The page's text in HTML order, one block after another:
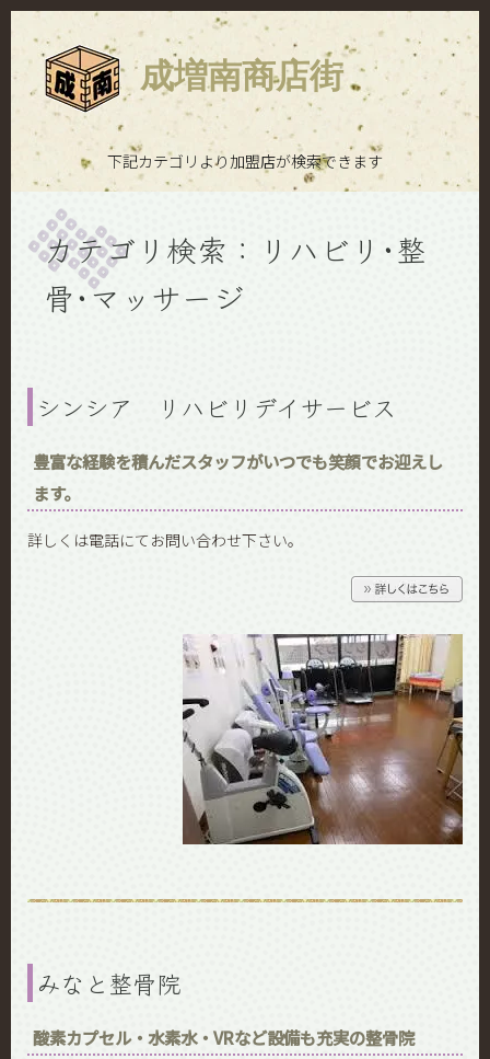
成増南商店街
下記カテゴリより加盟店が検索できます
カテゴリ検索：リハビリ･整
骨･マッサージ
シンシア リハビリデイサービス
豊富な経験を積んだスタッフがいつでも笑顔でお迎えし
ます。
詳しくは電話にてお問い合わせ下さい。
みなと整骨院
酸素カプセル・水素水・VRなど設備も充実の整骨院